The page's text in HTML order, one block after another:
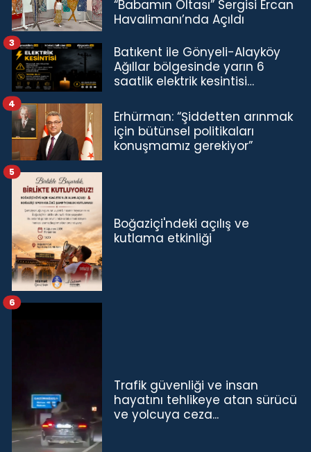
“Babamın Oltası” Sergisi Ercan
Havalimanı’nda Açıldı
Batıkent ile Gönyeli-Alayköy
Ağıllar bölgesinde yarın 6
saatlik elektrik kesintisi…
3
Erhürman: “Şiddetten arınmak
için bütünsel politikaları
konuşmamız gerekiyor”
4
Boğaziçi'ndeki açılış ve
kutlama etkinliği
5
Trafik güvenliği ve insan
hayatını tehlikeye atan sürücü
ve yolcuya ceza...
6